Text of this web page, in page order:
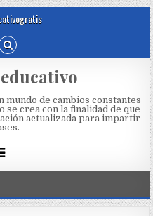
mundo de cambios constantes
se crea con la finalidad de que
actualizada para impartir